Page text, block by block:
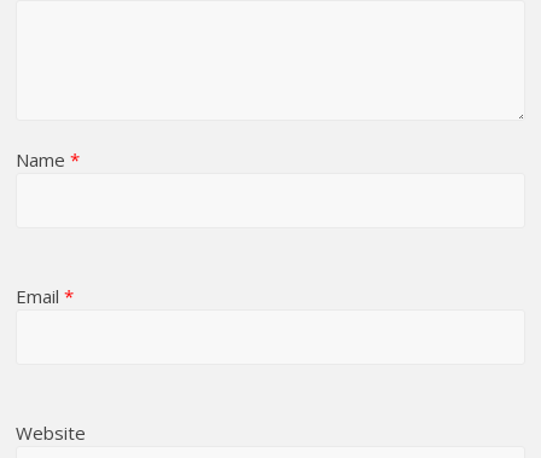
Name*
Email*
Website